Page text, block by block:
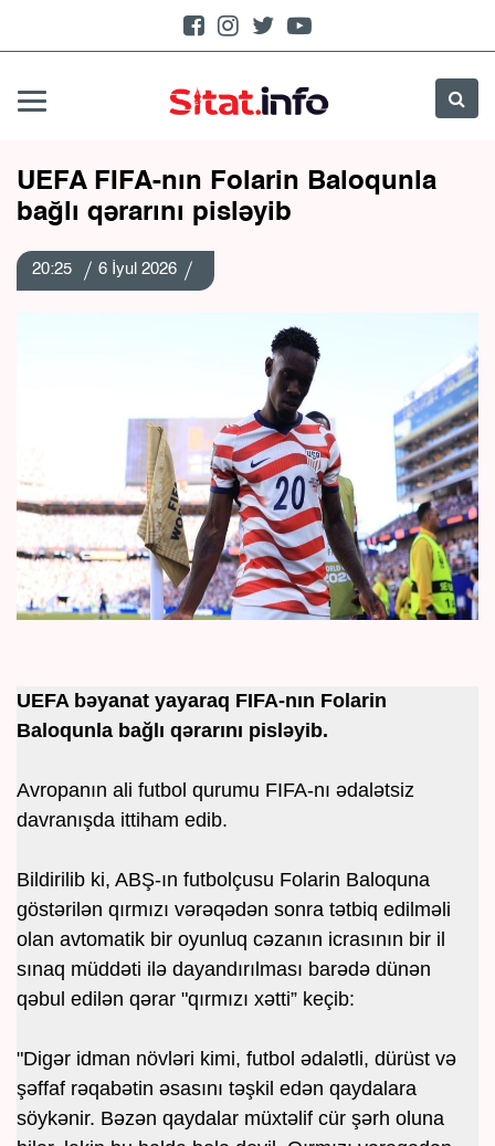
UEFA FIFA-nın Folarin Baloqunla
bağlı qərarını pisləyib
20:25 6 İyul 2026
UEFA bəyanat yayaraq FIFA-nın Folarin
Baloqunla bağlı qərarını pisləyib.
Avropanın ali futbol qurumu FIFA-nı ədalətsiz
davranışda ittiham edib.
Bildirilib ki, ABŞ-ın futbolçusu Folarin Baloquna
göstərilən qırmızı vərəqədən sonra tətbiq edilməli
olan avtomatik bir oyunluq cəzanın icrasının bir il
sınaq müddəti ilə dayandırılması barədə dünən
qəbul edilən qərar "qırmızı xətti” keçib:
"Digər idman növləri kimi, futbol ədalətli, dürüst və
şəffaf rəqabətin əsasını təşkil edən qaydalara
söykənir. Bəzən qaydalar müxtəlif cür şərh oluna